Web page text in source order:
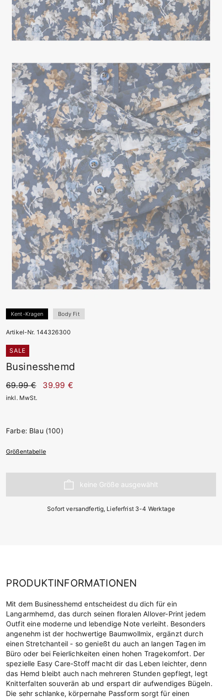
Kent-Kragen Body Fit
Artikel-Nr. 144326300
SALE
Businesshemd
69.99 € 39.99 €
inkl. MwSt.
Farbe: Blau (100)
Größentabelle
Sofort versandfertig, Lieferfrist 3-4 Werktage
PRODUKTINFORMATIONEN
Mit dem Businesshemd entscheidest du dich für ein
Langarmhemd, das durch seinen floralen Allover-Print jedem
Outfit eine moderne und lebendige Note verleiht. Besonders
angenehm ist der hochwertige Baumwollmix, ergänzt durch
einen Stretchanteil - so genießt du auch an langen Tagen im
Büro oder bei Feierlichkeiten einen hohen Tragekomfort. Der
spezielle Easy Care-Stoff macht dir das Leben leichter, denn
das Hemd bleibt auch nach mehreren Stunden gepflegt, legt
Knitterfalten souverän ab und erspart dir aufwendiges Bügeln.
Die sehr schlanke, körpernahe Passform sorgt für einen